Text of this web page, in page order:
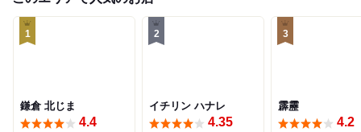
1
鎌倉 北じま
4.4
2
イチリン ハナレ
4.35
3
霹靂
4.2